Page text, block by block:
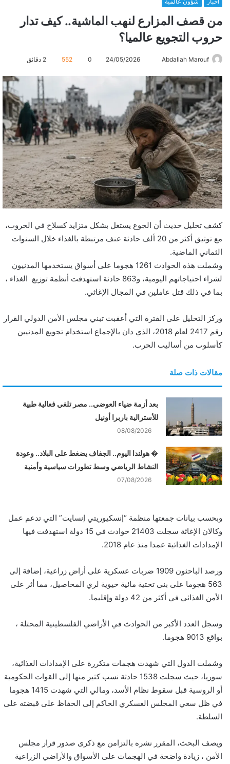
من قصف المزارع لنهب الماشية.. كيف تدار
حروب التجويع عالميا؟
Abdallah Marouf
ل
ب
ي
د
ا
إ
ت
و
24/05/2026
0
552
كشف تحليل حديث أن الجوع يستغل بشكل متزايد كسلاح في الحروب،
مع توثيق أكثر من 20 ألف حادثة عنف مرتبطة بالغذاء خلال السنوات
الثماني الماضية.
وشملت هذه الحوادث 1261 هجوما على أسواق يستخدمها المدنيون
لشراء احتياجاتهم اليومية، و863 حادثة استهدفت أنظمة توزيع الغذاء ،
بما في ذلك قتل عاملين في المجال الإغاثي.
وركز التحليل على الفترة التي أعقبت تبني مجلس الأمن الدولي القرار
رقم 2417 لعام 2018، الذي دان بالإجماع استخدام تجويع المدنيين
كأسلوب من أساليب الحرب.
مقالات ذات صلة
بعد أزمة ضياء العوضي.. مصر تلغي فعالية طبية
للأسترالية باربرا أونيل
08/08/2026
� هولندا اليوم.. الجفاف يضغط على البلاد.. وعودة
النشاط الرياضي وسط تطورات سياسية وأمنية
07/08/2026
وبحسب بيانات جمعتها منظمة “إنسكيوريتي إنسايت” التي تدعم عمل
وكالان الإغاثة سجلت 21403 حوادث في 15 دولة استهدفت فيها
الإمدادات الغذائية عمدا منذ عام 2018.
ورصد الباحثون 1909 ضربات عسكرية على أراض زراعية، إضافة إلى
563 هجوما على بنى تحتية مائية حيوية لري المحاصيل، مما أثر على
الأمن الغذائي في أكثر من 42 دولة وإقليما.
وسجل العدد الأكبر من الحوادث في الأراضي الفلسطينية المحتلة ،
بواقع 9013 هجوما.
وشملت الدول التي شهدت هجمات متكررة على الإمدادات الغذائية،
سوريا، حيث سجلت 1538 حادثة نسب كثير منها إلى القوات الحكومية
أو الروسية قبل سقوط نظام الأسد، ومالي التي شهدت 1415 هجوما
في ظل سعي المجلس العسكري الحاكم إلى الحفاظ على قبضته على
السلطة.
ويصف البحث، المقرر نشره بالتزامن مع ذكرى صدور قرار مجلس
الأمن ، زيادة واضحة في الهجمات على الأسواق والأراضي الزراعية